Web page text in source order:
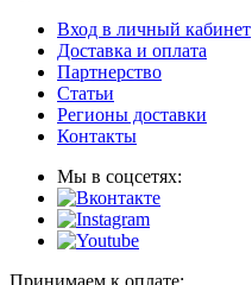
Вход в личный кабинет
Доставка и оплата
Партнерство
Статьи
Регионы доставки
Контакты
Мы в соцсетях:
Принимаем к оплате: